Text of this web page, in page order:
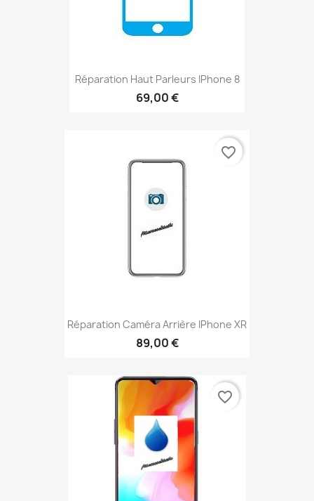
Réparation Haut Parleurs IPhone 8
69,00 €
Réparation Caméra Arrière IPhone XR
89,00 €
favorite_border
favorite_border